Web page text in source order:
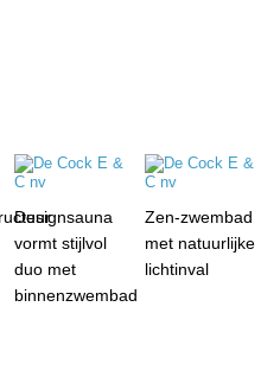
Designsauna
vormt stijlvol
duo met
binnenzwembad
Zen-zwembad
met natuurlijke
lichtinval